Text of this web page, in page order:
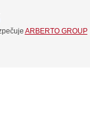
ARBERTO GROUP